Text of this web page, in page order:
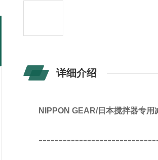
详细介绍
NIPPON GEAR/日本搅拌器专用